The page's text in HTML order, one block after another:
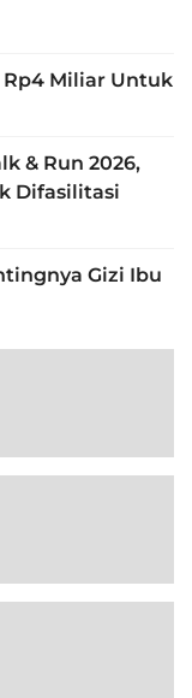
Miliar Untuk
& Run 2026,
Difasilitasi
Gizi Ibu